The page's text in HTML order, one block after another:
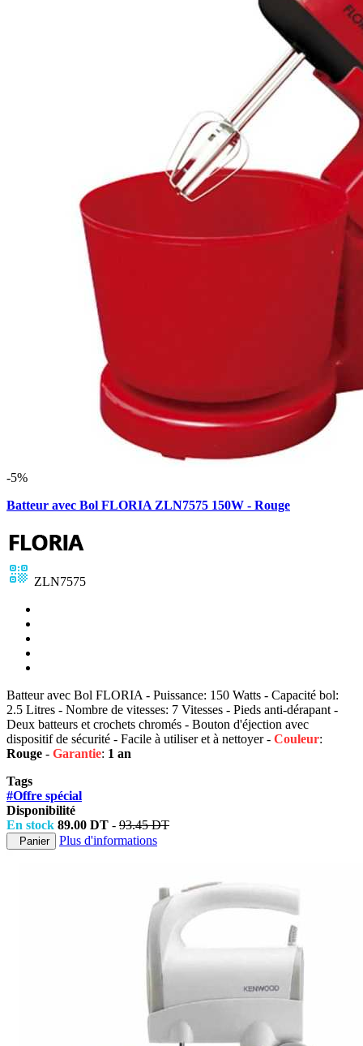
-5%
Batteur avec Bol FLORIA ZLN7575 150W - Rouge
ZLN7575
Batteur avec Bol FLORIA - Puissance: 150 Watts - Capacité bol:
2.5 Litres - Nombre de vitesses: 7 Vitesses - Pieds anti-dérapant -
Deux batteurs et crochets chromés - Bouton d'éjection avec
dispositif de sécurité - Facile à utiliser et à nettoyer - Couleur:
Rouge - Garantie: 1 an
Tags
#Offre spécial
Disponibilité
En stock 89.00 DT - 93.45 DT
Panier Plus d'informations